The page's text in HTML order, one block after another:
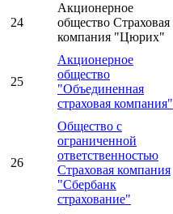
24
Акционерное
общество Страховая
компания "Цюрих"
25
Акционерное
общество
"Объединенная
страховая компания"
26
Общество с
ограниченной
ответственностью
Страховая компания
"Сбербанк
страхование"